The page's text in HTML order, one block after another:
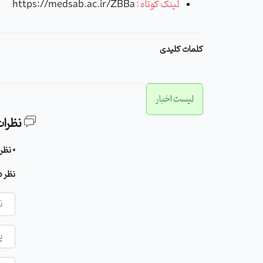
لینک کوتاه : https://medsab.ac.ir/ZBBa
کلمات کلیدی
لیست اخبار
0 نظر برای این مطلب وجود دارد
نظر